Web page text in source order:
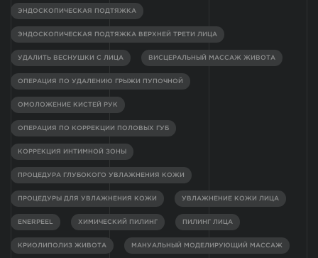
ЭНДОСКОПИЧЕСКАЯ ПОДТЯЖКА
ЭНДОСКОПИЧЕСКАЯ ПОДТЯЖКА ВЕРХНЕЙ ТРЕТИ ЛИЦА
УДАЛИТЬ ВЕСНУШКИ С ЛИЦА ВИСЦЕРАЛЬНЫЙ МАССАЖ ЖИВОТА
ОПЕРАЦИЯ ПО УДАЛЕНИЮ ГРЫЖИ ПУПОЧНОЙ
ОМОЛОЖЕНИЕ КИСТЕЙ РУК
ОПЕРАЦИЯ ПО КОРРЕКЦИИ ПОЛОВЫХ ГУБ
КОРРЕКЦИЯ ИНТИМНОЙ ЗОНЫ
ПРОЦЕДУРА ГЛУБОКОГО УВЛАЖНЕНИЯ КОЖИ
ПРОЦЕДУРЫ ДЛЯ УВЛАЖНЕНИЯ КОЖИ УВЛАЖНЕНИЕ КОЖИ ЛИЦА
ENERPEEL ХИМИЧЕСКИЙ ПИЛИНГ ПИЛИНГ ЛИЦА
КРИОЛИПОЛИЗ ЖИВОТА МАНУАЛЬНЫЙ МОДЕЛИРУЮЩИЙ МАССАЖ